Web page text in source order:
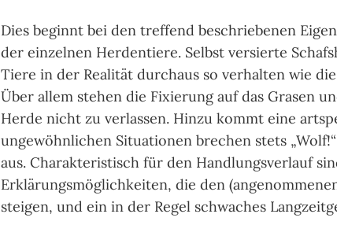
Dies beginnt bei den tref­fend beschrie­be­nen
der ein­zel­nen Her­den­tiere. Selbst ver­sierte
Tiere in der Reali­tät durch­aus so ver­hal­ten wie
Über allem ste­hen die Fixie­rung auf das Gra­sen
Her­de nicht zu ver­las­sen. Hinzu kommt eine
unge­wöhn­lichen Situ­atio­nen bre­chen stets
aus. Charak­teris­tisch für den Hand­lungs­ver­lauf
Erklä­rungs­mög­lich­kei­ten, die den
stei­gen, und ein in der Regel schwa­ches